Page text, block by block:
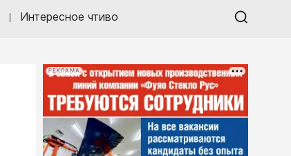
Интересное чтиво
РЕКЛАМА